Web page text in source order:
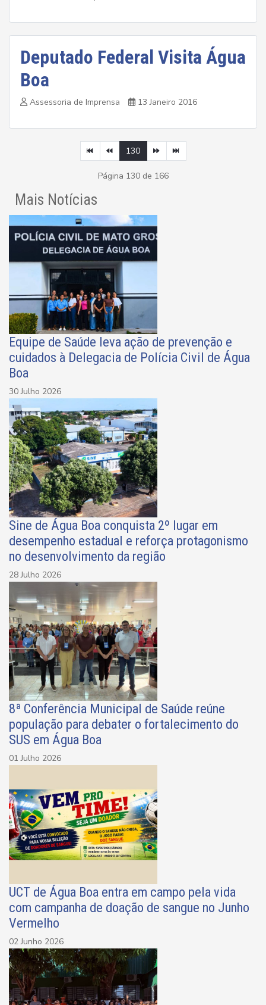
Deputado Federal Visita Água
Boa
Assessoria de Imprensa 13 Janeiro 2016
130
Página 130 de 166
Mais Notícias
Equipe de Saúde leva ação de prevenção e
cuidados à Delegacia de Polícia Civil de Água
Boa
30 Julho 2026
Sine de Água Boa conquista 2º lugar em
desempenho estadual e reforça protagonismo
no desenvolvimento da região
28 Julho 2026
8ª Conferência Municipal de Saúde reúne
população para debater o fortalecimento do
SUS em Água Boa
01 Julho 2026
UCT de Água Boa entra em campo pela vida
com campanha de doação de sangue no Junho
Vermelho
02 Junho 2026